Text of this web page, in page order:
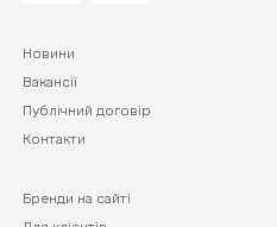
Новини
Вакансії
Публічний договір
Контакти
Бренди на сайті